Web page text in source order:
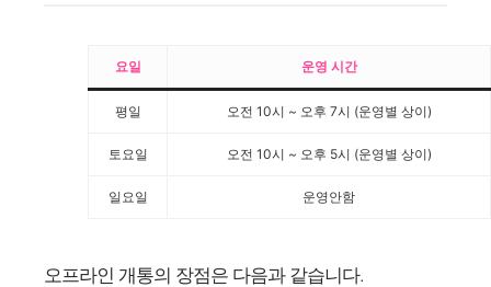
요일 운영 시간
평일 오전 10시 ~ 오후 7시 (운영별 상이)
토요일 오전 10시 ~ 오후 5시 (운영별 상이)
일요일 운영안함
오프라인 개통의 장점은 다음과 같습니다.